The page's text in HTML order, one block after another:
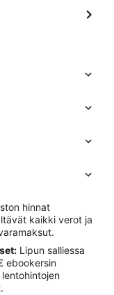
hinnat
kaikki verot ja
Lipun salliessa
ebookersin